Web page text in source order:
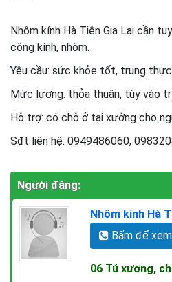
Nhôm kính Hà Tiên Gia Lai cần
công kính, nhôm.
Yêu cầu: sức khỏe tốt, trung
Mức lương: thỏa thuận, tùy vào
Hỗ trợ: có chỗ ở tại xưởng cho
Sđt liên hệ: 0949486060,
Người đăng:
Nhôm kính Hà
Bấm để
06 Tú xương,